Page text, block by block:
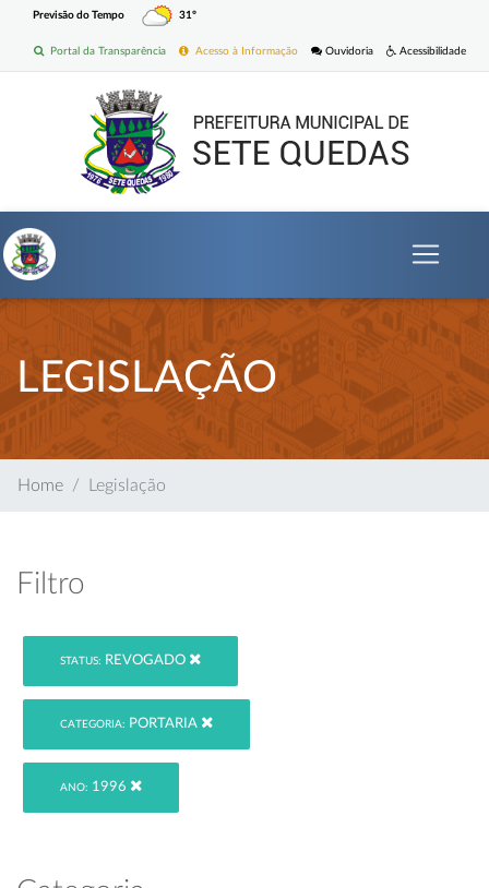
Previsão do Tempo 31º
Acessibilidade
Ouvidoria
Acesso à Informação
Portal da Transparência
LEGISLAÇÃO
Home Legislação
Filtro
STATUS: REVOGADO
CATEGORIA: PORTARIA
ANO: 1996